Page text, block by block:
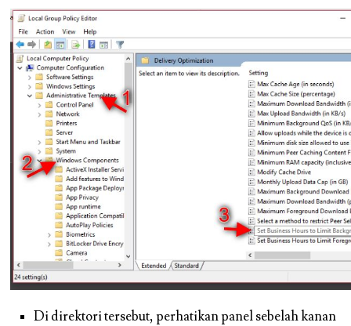
Di direktori tersebut, perhatikan panel sebelah kanan